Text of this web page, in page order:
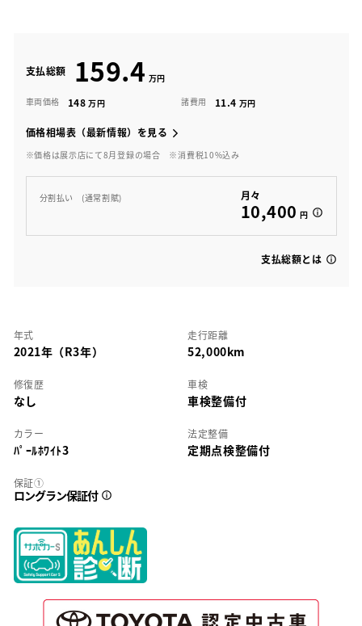
支払総額 159.4
車両価格 148 諸費用 11.4
価格相場表（最新情報）を見る
※価格は展示店にて8月登録の場合 ※消費税10%込み
分割払い (通常割賦) 月々
10,400 円
支払総額とは
年式
2021年（R3年）
走行距離
52,000km
修復歴
なし
車検
車検整備付
カラー
ﾊﾟｰﾙﾎﾜｲﾄ3
法定整備
定期点検整備付
保証①
ロングラン保証付